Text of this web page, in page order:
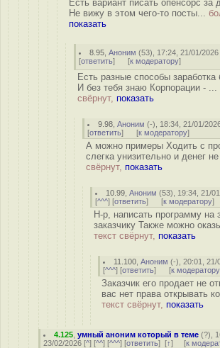
Есть вариант писать опенсорс за
Не вижу в этом чего-то посты...
показать
8.95 ,Аноним (53), 17:24, 21/01/2026
[ответить] [к модератору]
Есть разные способы
И без тебя знаю Корпорации - ...
свёрнут, показать
9.98 ,Аноним (-), 18:34, 21/01/
[ответить] [к модератору]
А можно примеры Ходить с
слегка унизительно и денег
свёрнут, показать
10.99 ,Аноним (53), 19:34, 21/
[^^^] [ответить] [к модератору]
Н-р, написать программу на
заказчику Также можно
текст свёрнут, показать
11.100 ,Аноним (-), 20:01, 21/
[^^^] [ответить] [к модератору
Заказчик его продает не
вас нет права открывать
текст свёрнут, показать
4.125 ,умный аноним который в теме (?),
23/02/2026 [^] [^^] [^^^] [ответить] [↑] [к